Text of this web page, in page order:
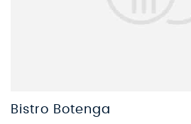
Bistro Botenga